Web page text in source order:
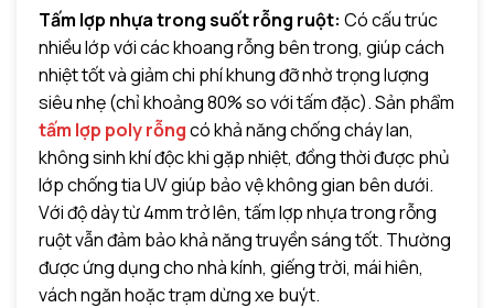
Tấm lợp nhựa trong suốt rỗng ruột: Có cấu trúc
nhiều lớp với các khoang rỗng bên trong, giúp cách
nhiệt tốt và giảm chi phí khung đỡ nhờ trọng lượng
siêu nhẹ (chỉ khoảng 80% so với tấm đặc). Sản phẩm
tấm lợp poly rỗngcó khả năng chống cháy lan,
không sinh khí độc khi gặp nhiệt, đồng thời được phủ
lớp chống tia UV giúp bảo vệ không gian bên dưới.
Với độ dày từ 4mm trở lên, tấm lợp nhựa trong rỗng
ruột vẫn đảm bảo khả năng truyền sáng tốt. Thường
được ứng dụng cho nhà kính, giếng trời, mái hiên,
vách ngăn hoặc trạm dừng xe buýt.